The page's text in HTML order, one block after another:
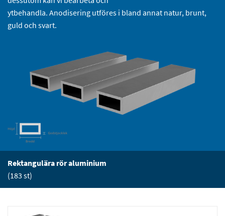
ytbehandla. Anodisering utföres i bland annat natur, brunt,
guld och svart.
Rektangulära rör aluminium
(183 st)